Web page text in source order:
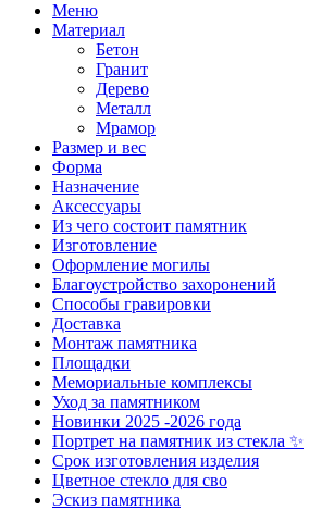
Меню
Материал
Бетон
Гранит
Дерево
Металл
Мрамор
Размер и вес
Форма
Назначение
Аксессуары
Из чего состоит памятник
Изготовление
Оформление могилы
Благоустройство захоронений
Способы гравировки
Доставка
Монтаж памятника
Площадки
Мемориальные комплексы
Уход за памятником
Новинки 2025 -2026 года
Портрет на памятник из стекла ✨
Срок изготовления изделия
Цветное стекло для сво
Эскиз памятника